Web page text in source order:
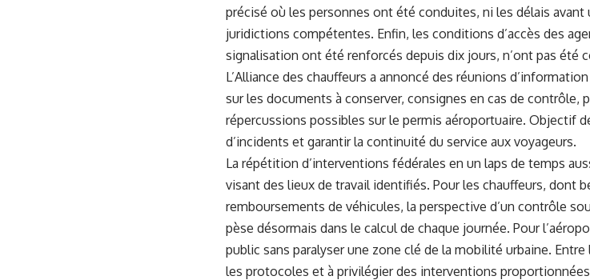
précisé où les personnes ont été conduites, ni les délais
juridictions compétentes. Enfin, les conditions d’accès des
signalisation ont été renforcés depuis dix jours, n’ont pas été
L’Alliance des chauffeurs a annoncé des réunions
sur les documents à conserver, consignes en cas de contrôle,
répercussions possibles sur le permis aéroportuaire. Objectif
d’incidents et garantir la continuité du service aux voyageurs.
La répétition d’interventions fédérales en un laps de temps
visant des lieux de travail identifiés. Pour les chauffeurs, dont
remboursements de véhicules, la perspective d’un contrôle
pèse désormais dans le calcul de chaque journée. Pour
public sans paralyser une zone clé de la mobilité urbaine.
les protocoles et à privilégier des interventions